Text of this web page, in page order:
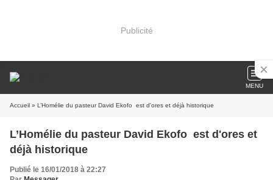
Publicité
MENU
Accueil » L’Homélie du pasteur David Ekofo est d'ores et déjà historique
L’Homélie du pasteur David Ekofo est d'ores et
déjà historique
Publié le 16/01/2018 à 22:27